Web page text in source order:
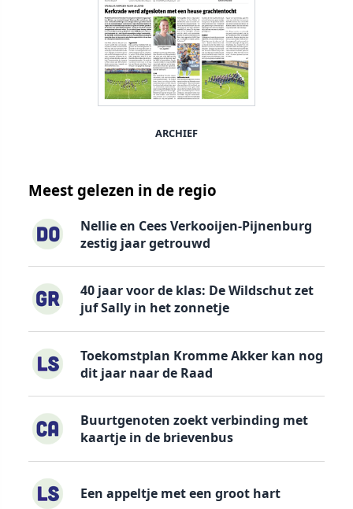
ARCHIEF
Meest gelezen in de regio
Nellie en Cees Verkooijen-Pijnenburg
zestig jaar getrouwd
40 jaar voor de klas: De Wildschut zet
juf Sally in het zonnetje
Toekomstplan Kromme Akker kan nog
dit jaar naar de Raad
Buurtgenoten zoekt verbinding met
kaartje in de brievenbus
Een appeltje met een groot hart